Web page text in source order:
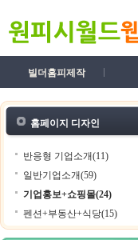
빌더홈피제작
홈페이지 디자인
반응형 기업소개(11)
일반기업소개(59)
기업홍보+쇼핑몰(24)
펜션+부동산+식당(15)